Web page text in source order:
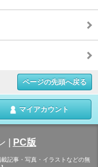
ページの先頭へ戻る
マイアカウント
PC版
記事・写真・イラストなどの無